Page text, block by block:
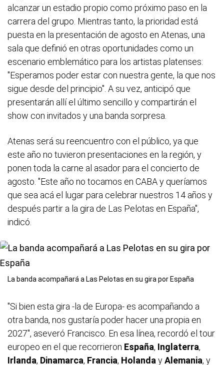
alcanzar un estadio propio como próximo paso en la
carrera del grupo. Mientras tanto, la prioridad está
puesta en la presentación de agosto en Atenas, una
sala que definió en otras oportunidades como un
escenario emblemático para los artistas platenses:
"Esperamos poder estar con nuestra gente, la que nos
sigue desde del principio". A su vez, anticipó que
presentarán allí el último sencillo y compartirán el
show con invitados y una banda sorpresa.
Atenas será su reencuentro con el público, ya que
este año no tuvieron presentaciones en la región, y
ponen toda la carne al asador para el concierto de
agosto. "Este año no tocamos en CABA y queríamos
que sea acá el lugar para celebrar nuestros 14 años y
después partir a la gira de Las Pelotas en España",
indicó.
La banda acompañará a Las Pelotas en su gira por España
"Si bien esta gira -la de Europa- es acompañando a
otra banda, nos gustaría poder hacer una propia en
2027", aseveró Francisco. En esa línea, recordó el tour
europeo en el que recorrieron España, Inglaterra,
Irlanda, Dinamarca, Francia, Holanda yAlemania, y